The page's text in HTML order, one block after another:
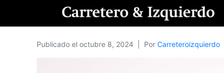
Publicado el octubre 8, 2024 Por Carreteroizquierdo